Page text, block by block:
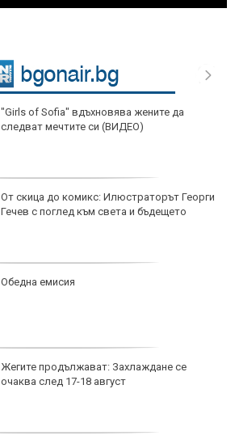
"Girls of Sofia" вдъхновява жените да
следват мечтите си (ВИДЕО)
От скица до комикс: Илюстраторът Георги
Гечев с поглед към света и бъдещето
Обедна емисия
Жегите продължават: Захлаждане се
очаква след 17-18 август